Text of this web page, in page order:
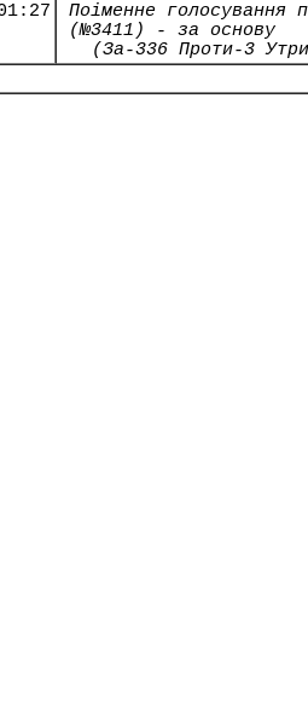
Поіменне голосування
(№3411) - за основу
(За-336 Проти-3